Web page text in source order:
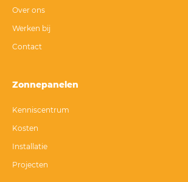
Over ons
Werken bij
Contact
Zonnepanelen
Kenniscentrum
Kosten
Installatie
Projecten